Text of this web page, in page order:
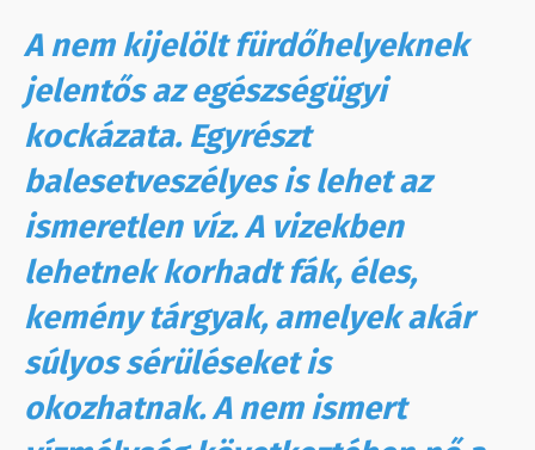
A nem kijelölt fürdőhelyeknek
jelentős az egészségügyi
kockázata. Egyrészt
balesetveszélyes is lehet az
ismeretlen víz. A vizekben
lehetnek korhadt fák, éles,
kemény tárgyak, amelyek akár
súlyos sérüléseket is
okozhatnak. A nem ismert